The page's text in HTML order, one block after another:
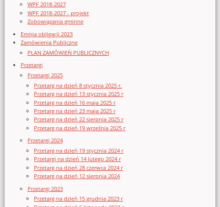
WPF 2018-2027
WPF 2018-2027 - projekt
Zobowiązania gminne
Emisja obligacji 2023
Zamówienia Publiczne
PLAN ZAMÓWIEŃ PUBLICZNYCH
Przetargi
Przetargi 2025
Przetarg na dzień 8 stycznia 2025 r.
Przetarg na dzień 13 stycznia 2025 r
Przetarg na dzień 16 maja 2025 r
Przetarg na dzień 23 maja 2025 r
Przetarg na dzień 22 sierpnia 2025 r
Przetarg na dzień 19 września 2025 r
Przetargi 2024
Przetarg na dzień 19 stycznia 2024 r
Przetargi na dzień 14 lutego 2024 r
Przetarg na dzień 28 czerwca 2024 r
Przetarg na dzień 12 sierpnia 2024
Przetargi 2023
Przetarg na dzień 15 grudnia 2023 r